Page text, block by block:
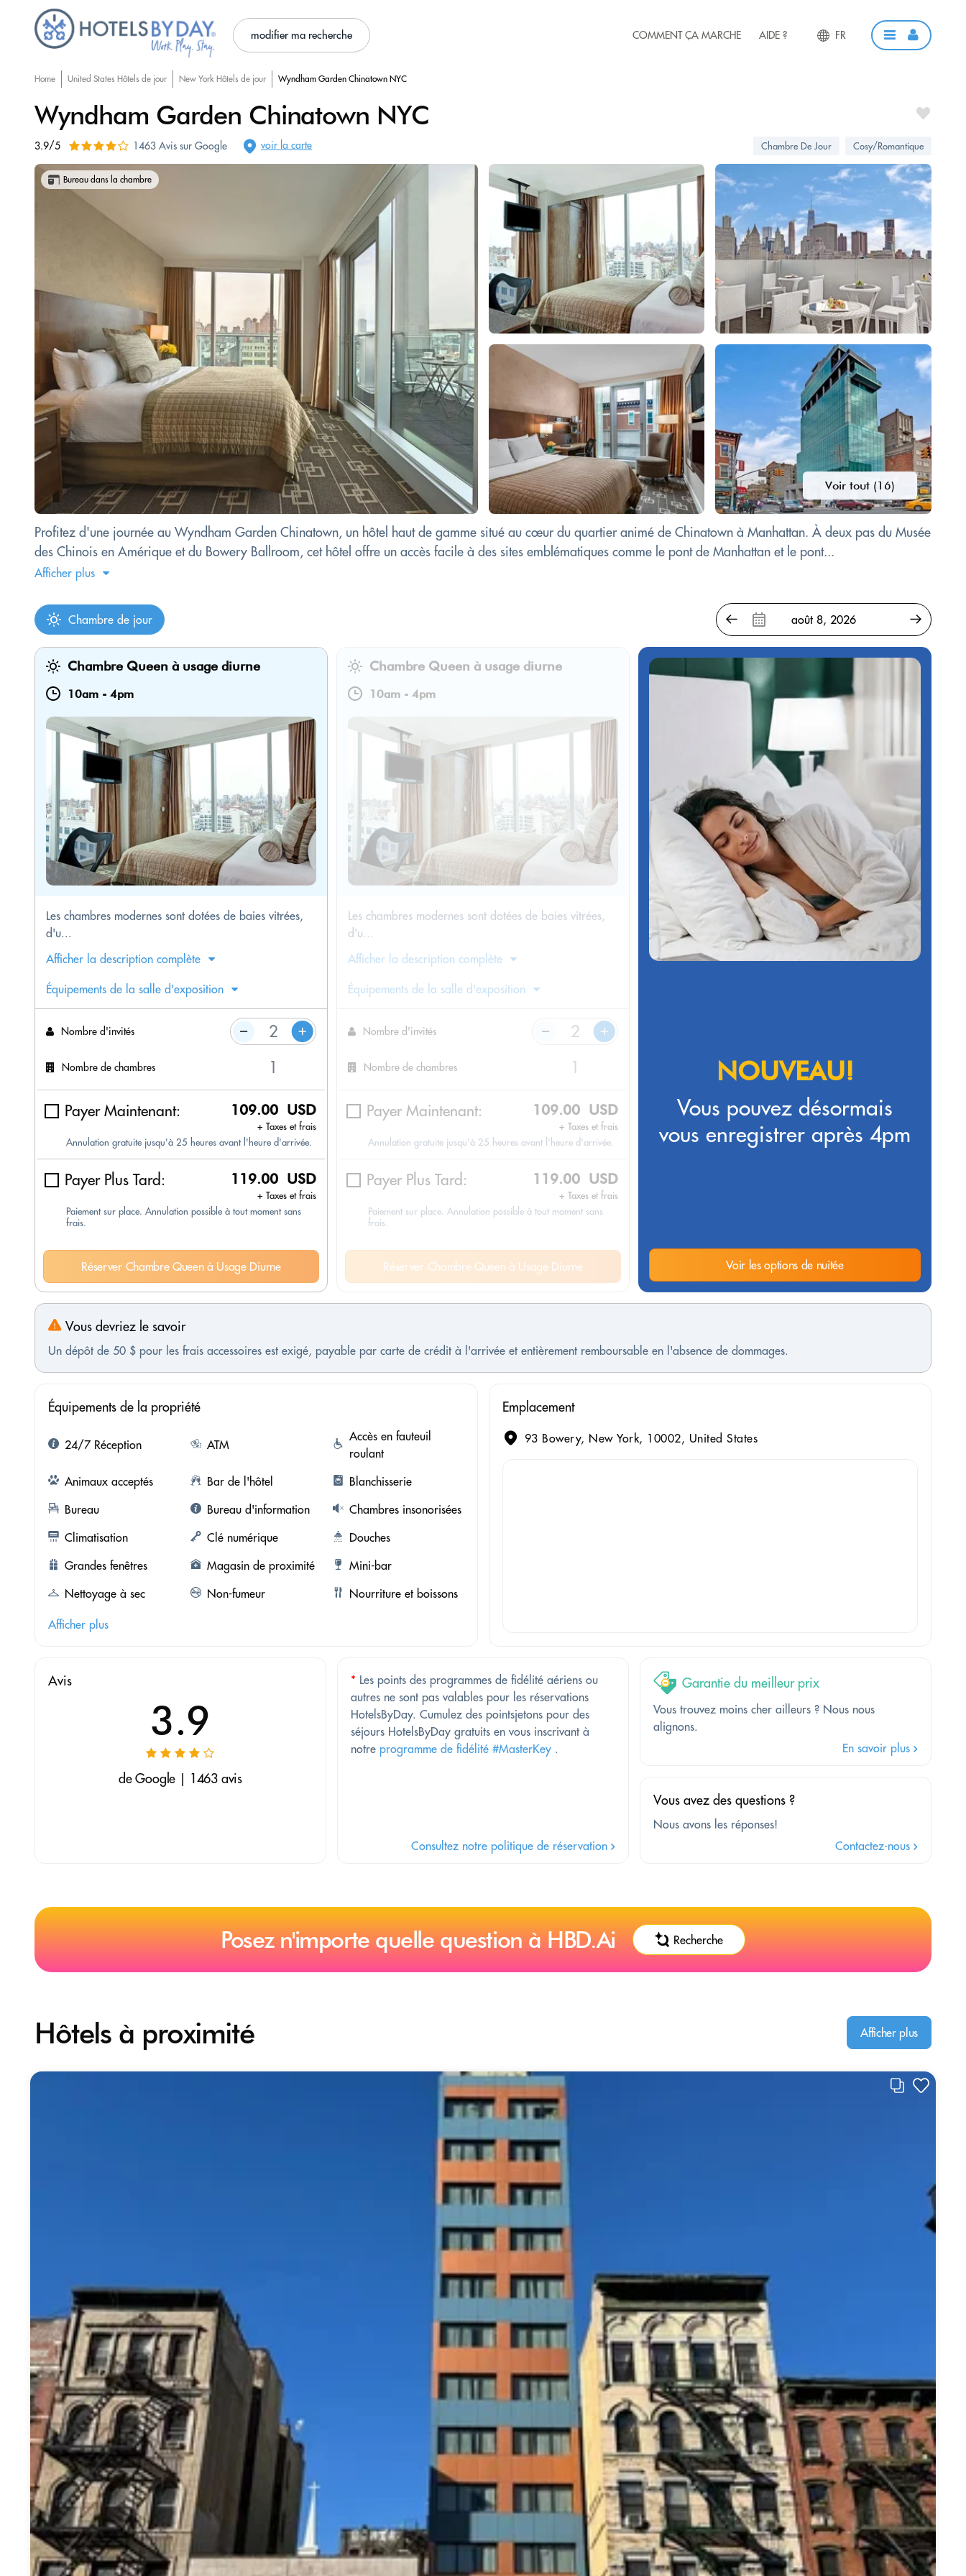
modifier ma recherche COMMENT ÇA MARCHE AIDE ? FR
Home United States Hôtels de jour New York Hôtels de jour Wyndham Garden Chinatown NYC
Wyndham Garden Chinatown NYC
3.9/5 1463 Avis sur Google voir la carte Chambre De Jour Cosy/Romantique
Voir tout (16)
Bureau dans la chambre
Profitez d'une journée au Wyndham Garden Chinatown, un hôtel haut de gamme situé au cœur du quartier animé de Chinatown à Manhattan. À deux pas du Musée
des Chinois en Amérique et du Bowery Ballroom, cet hôtel offre un accès facile à des sites emblématiques comme le pont de Manhattan et le pont...
Afficher plus
Chambre de jour
Chambre Queen à usage diurne
10am - 4pm
Les chambres modernes sont dotées de baies vitrées,
d'u...
Afficher la description complète
Équipements de la salle d'exposition
Nombre d'invités
Nombre de chambres
Payer Maintenant: 109.00 USD
+ Taxes et frais
Annulation gratuite jusqu'à 25 heures avant l'heure d'arrivée.
Payer Plus Tard: 119.00 USD
+ Taxes et frais
Paiement sur place. Annulation possible à tout moment sans
frais.
Réserver Chambre Queen à Usage Diurne
Chambre Queen à usage diurne
10am - 4pm
Les chambres modernes sont dotées de baies vitrées,
d'u...
Afficher la description complète
Équipements de la salle d'exposition
Nombre d'invités
Nombre de chambres
Payer Maintenant: 109.00 USD
+ Taxes et frais
Annulation gratuite jusqu'à 25 heures avant l'heure d'arrivée.
Payer Plus Tard: 119.00 USD
+ Taxes et frais
Paiement sur place. Annulation possible à tout moment sans
frais.
Réserver Chambre Queen à Usage Diurne
NOUVEAU!
Vous pouvez désormais
vous enregistrer après 4pm
Voir les options de nuitée
Vous devriez le savoir
Un dépôt de 50 $ pour les frais accessoires est exigé, payable par carte de crédit à l'arrivée et entièrement remboursable en l'absence de dommages.
Équipements de la propriété
24/7 Réception ATM
Accès en fauteuil
roulant
Animaux acceptés
Bar de l'hôtel
Blanchisserie
Bureau
Bureau d'information
Chambres insonorisées
Climatisation
Clé numérique
Douches
Grandes fenêtres
Magasin de proximité
Mini-bar
Nettoyage à sec
Non-fumeur Nourriture et boissons
Afficher plus
Emplacement
93 Bowery, New York, 10002, United States
Avis
3.9
de Google | 1463 avis
* Les points des programmes de fidélité aériens ou
autres ne sont pas valables pour les réservations
HotelsByDay. Cumulez des pointsjetons pour des
séjours HotelsByDay gratuits en vous inscrivant à
notre programme de fidélité #MasterKey .
Consultez notre politique de réservation
Garantie du meilleur prix
Vous trouvez moins cher ailleurs ? Nous nous
alignons.
En savoir plus
Vous avez des questions ?
Nous avons les réponses!
Contactez-nous
Posez n'importe quelle question à HBD.Ai Recherche
Hôtels à proximité Afficher plus